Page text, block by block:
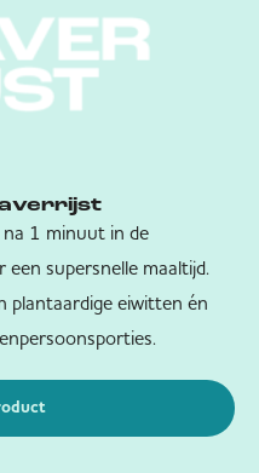
1 minuut in de
supersnelle maaltijd.
plantaardige eiwitten én